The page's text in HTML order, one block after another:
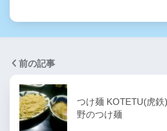
前の記事
つけ麺 KOTETU(虎
野のつけ麺